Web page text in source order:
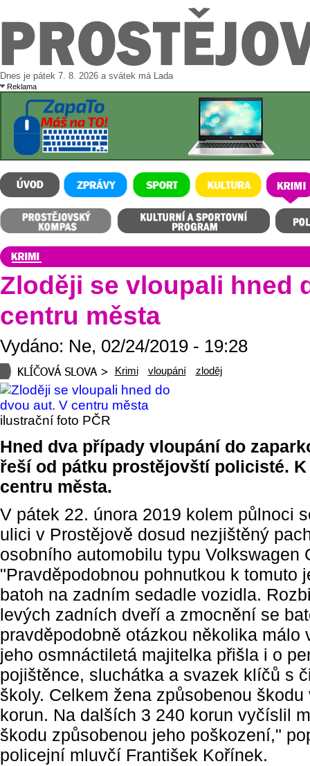
Dnes je pátek 7. 8. 2026 a svátek má Lada
Reklama
ÚVOD ZPRÁVY SPORT KULTURA KRIMI
Prostějovský kompas
Zloději se vloupali hned
centru města
Vydáno: Ne, 02/24/2019 - 19:28
Krimi vloupání zloděj
ilustrační foto PČR
Hned dva případy vloupání do
řeší od pátku prostějovští policisté.
centru města.
V pátek 22. února 2019 kolem půlnoci
ulici v Prostějově dosud nezjištěný
osobního automobilu typu Volkswagen
"Pravděpodobnou pohnutkou k tomuto
batoh na zadním sedadle vozidla.
levých zadních dveří a zmocnění se
pravděpodobně otázkou několika málo
jeho osmnáctiletá majitelka přišla i o
pojištěnce, sluchátka a svazek klíčů s
školy. Celkem žena způsobenou
korun. Na dalších 3 240 korun vyčíslil
škodu způsobenou jeho poškození,"
policejní mluvčí František Kořínek.